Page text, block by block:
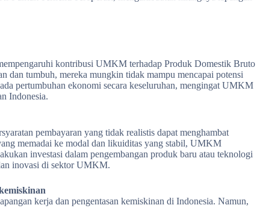
kontribusi UMKM terhadap Produk Domestik Bruto
tumbuh, mereka mungkin tidak mampu mencapai potensi
pertumbuhan ekonomi secara keseluruhan, mengingat UMKM
Indonesia.
pembayaran yang tidak realistis dapat menghambat
memadai ke modal dan likuiditas yang stabil, UMKM
investasi dalam pengembangan produk baru atau teknologi
inovasi di sektor UMKM.
kerja dan pengentasan kemiskinan di Indonesia. Namun,